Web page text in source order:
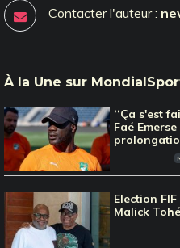
Contacter l'auteur :
À la Une sur
‘‘Ça s'est
Faé
Election
Malick